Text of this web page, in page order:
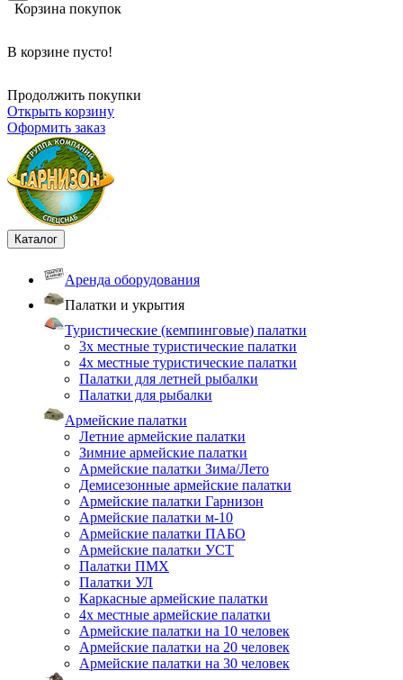
Корзина покупок
В корзине пусто!
Продолжить покупки
Открыть корзину
Оформить заказ
Каталог
Аренда оборудования
Палатки и укрытия
Туристические (кемпинговые) палатки
3х местные туристические палатки
4х местные туристические палатки
Палатки для летней рыбалки
Палатки для рыбалки
Армейские палатки
Летние армейские палатки
Зимние армейские палатки
Армейские палатки Зима/Лето
Демисезонные армейские палатки
Армейские палатки Гарнизон
Армейские палатки м-10
Армейские палатки ПАБО
Армейские палатки УСТ
Палатки ПМХ
Палатки УЛ
Каркасные армейские палатки
4х местные армейские палатки
Армейские палатки на 10 человек
Армейские палатки на 20 человек
Армейские палатки на 30 человек